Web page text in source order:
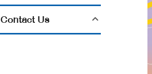
Contact Us